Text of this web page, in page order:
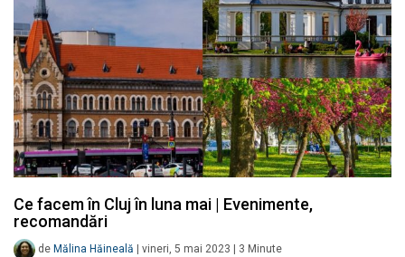
Ce facem în Cluj în luna mai | Evenimente,
recomandări
de Mălina Hăineală vineri, 5 mai 2023 3 Minute